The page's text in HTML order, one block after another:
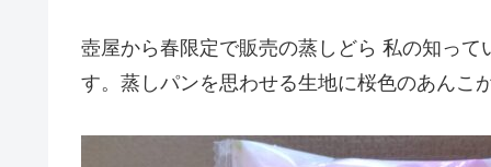
壺屋から春限定で販売の蒸しどら 私の知っ
す。蒸しパンを思わせる生地に桜色のあんこ